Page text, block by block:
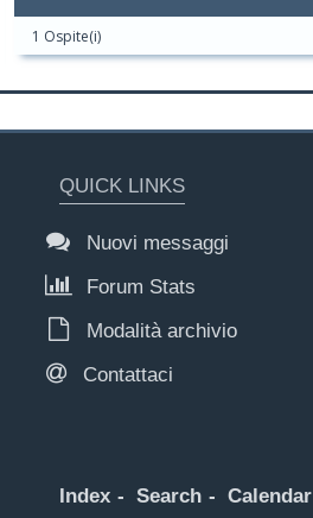
1 Ospite(i)
QUICK LINKS
Nuovi messaggi
Forum Stats
Modalità archivio
Contattaci
Index Search Calendar